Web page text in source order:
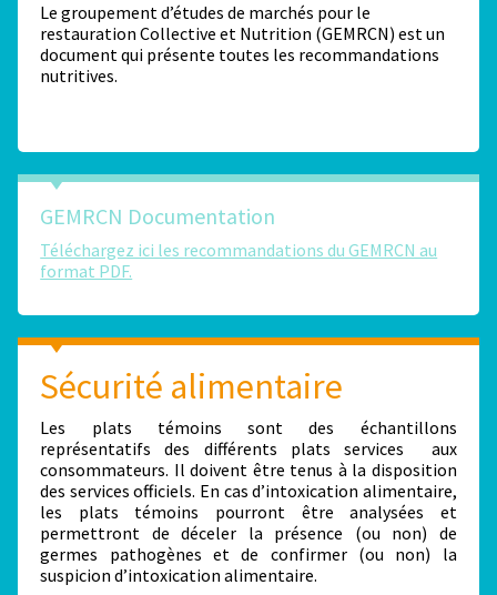
Le groupement d’études de marchés pour le
restauration Collective et Nutrition (GEMRCN) est un
document qui présente toutes les recommandations
nutritives.
GEMRCN Documentation
Téléchargez ici les recommandations du GEMRCN au
format PDF.
Sécurité alimentaire
Les plats témoins sont des échantillons
représentatifs des différents plats services aux
consommateurs. Il doivent être tenus à la disposition
des services officiels. En cas d’intoxication alimentaire,
les plats témoins pourront être analysées et
permettront de déceler la présence (ou non) de
germes pathogènes et de confirmer (ou non) la
suspicion d’intoxication alimentaire.